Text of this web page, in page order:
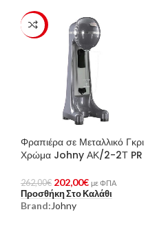
-23%
Φραπιέρα σε Μεταλλικό Γκρι
Χρώμα Johny ΑΚ/2-2Τ PR
262,00€ 202,00€ με ΦΠΑ
Προσθήκη Στο Καλάθι
Brand: Johny